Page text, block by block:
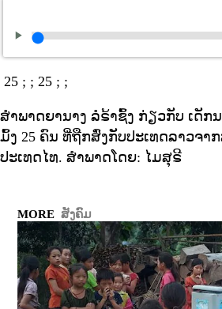
25 ; ; 25 ; ;
ສຳພາດຍານາງ ລໍຣ້າຊົ້ງ ກ່ຽວກັບ ເດັກ
ມົ້ງ 25 ຄົນ ທີ່ຖືກສົ່ງກັບປະເທດລາວຈາ
ປະເທດໄທ. ສຳພາດໂດຍ: ໄມສຸຣີ
MORE ສັງຄົມ